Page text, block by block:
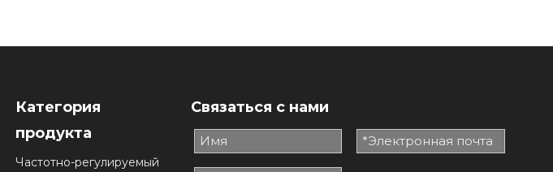
Категория
продукта
Частотно-регулируемый
Связаться с нами